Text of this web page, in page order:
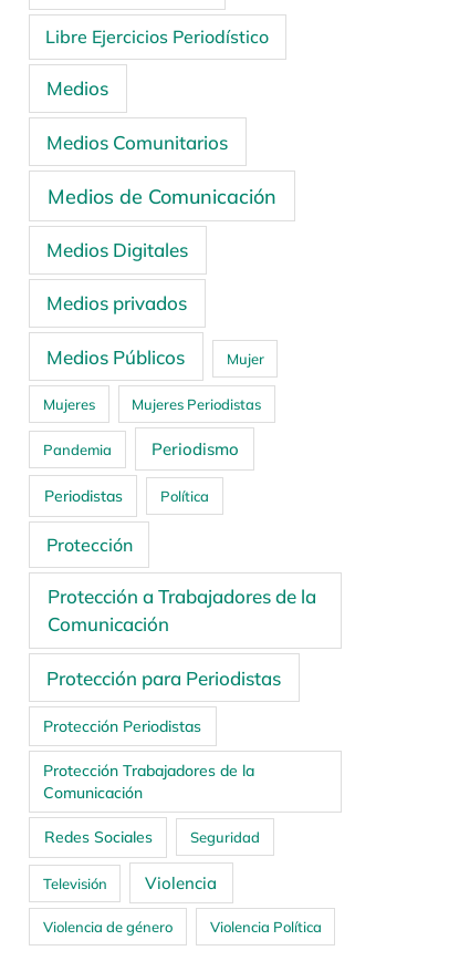
Libre Ejercicios Periodístico
Medios
Medios Comunitarios
Medios de Comunicación
Medios Digitales
Medios privados
Medios Públicos Mujer
Mujeres Mujeres Periodistas
Pandemia Periodismo
Periodistas Política
Protección
Protección a Trabajadores de la
Comunicación
Protección para Periodistas
Protección Periodistas
Protección Trabajadores de la
Comunicación
Redes Sociales Seguridad
Televisión Violencia
Violencia de género Violencia Política